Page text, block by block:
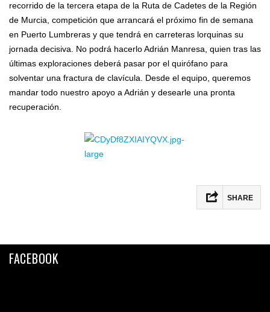
recorrido de la tercera etapa de la Ruta de Cadetes de la Región
de Murcia, competición que arrancará el próximo fin de semana
en Puerto Lumbreras y que tendrá en carreteras lorquinas su
jornada decisiva. No podrá hacerlo Adrián Manresa, quien tras las
últimas exploraciones deberá pasar por el quirófano para
solventar una fractura de clavícula. Desde el equipo, queremos
mandar todo nuestro apoyo a Adrián y desearle una pronta
recuperación.
SHARE
Twitter
FACEBOOK